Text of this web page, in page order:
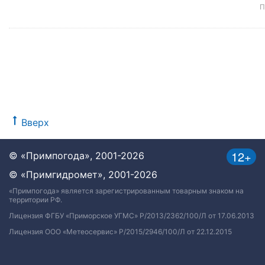
Вверх
12+
© «Примпогода», 2001-2026
© «Примгидромет», 2001-2026
«Примпогода» является зарегистрированным товарным знаком на
территории РФ.
Лицензия ФГБУ «Приморское УГМС» Р/2013/2362/100/Л от 17.06.2013
Лицензия ООО «Метеосервис» Р/2015/2946/100/Л от 22.12.2015